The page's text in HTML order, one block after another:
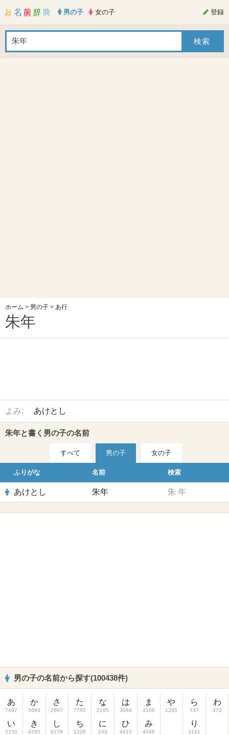
男の子 女の子 登録
ホーム > 男の子 > あ行
朱年
よみ: あけとし
朱年と書く男の子の名前
すべて 男の子 女の子
ふりがな 名前 検索
あけとし 朱年 朱 年
男の子の名前から探す(100438件)
あ
7497
い
2150
か
5684
き
4295
さ
2867
し
6279
た
7745
ち
1226
な
2165
に
243
は
3084
ひ
4615
ま
4166
み
4048
や
1295
ら
747
り
3141
わ
372